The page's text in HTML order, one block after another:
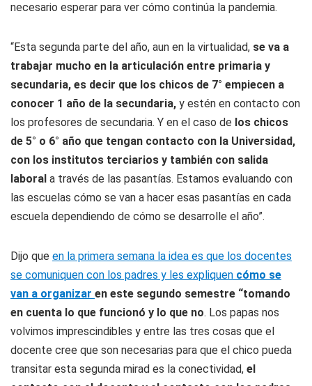
necesario esperar para ver cómo continúa la pandemia.
“Esta segunda parte del año, aun en la virtualidad, se va a
trabajar mucho en la articulación entre primaria y
secundaria, es decir que los chicos de 7° empiecen a
conocer 1 año de la secundaria, y estén en contacto con
los profesores de secundaria. Y en el caso de los chicos
de 5° o 6° año que tengan contacto con la Universidad,
con los institutos terciarios y también con salida
laboral a través de las pasantías. Estamos evaluando con
las escuelas cómo se van a hacer esas pasantías en cada
escuela dependiendo de cómo se desarrolle el año”.
Dijo que en la primera semana la idea es que los docentes
se comuniquen con los padres y les expliquen cómo se
van a organizar en este segundo semestre “tomando
en cuenta lo que funcionó y lo que no. Los papas nos
volvimos imprescindibles y entre las tres cosas que el
docente cree que son necesarias para que el chico pueda
transitar esta segunda mirad es la conectividad, el